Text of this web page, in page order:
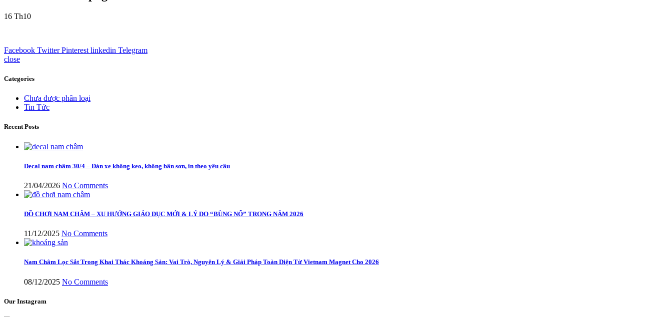
16 Th10
Facebook Twitter Pinterest linkedin Telegram
close
Categories
Chưa được phân loại
Tin Tức
Recent Posts
Decal nam châm 30/4 – Dán xe không keo, không bẩn sơn, in theo yêu cầu
21/04/2026 No Comments
ĐỒ CHƠI NAM CHÂM – XU HƯỚNG GIÁO DỤC MỚI & LÝ DO “BÙNG NỔ” TRONG NĂM 2026
11/12/2025 No Comments
Nam Châm Lọc Sắt Trong Khai Thác Khoáng Sản: Vai Trò, Nguyên Lý & Giải Pháp Toàn Diện Từ Vietnam Magnet Cho 2026
08/12/2025 No Comments
Our Instagram